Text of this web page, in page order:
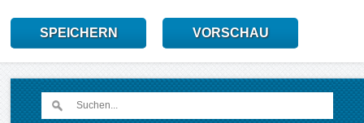
SPEICHERN VORSCHAU